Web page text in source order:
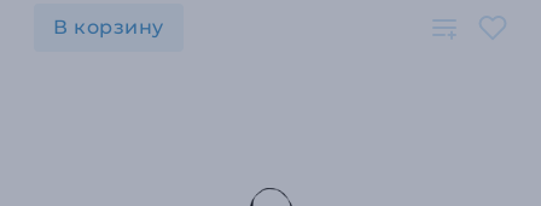
В корзину